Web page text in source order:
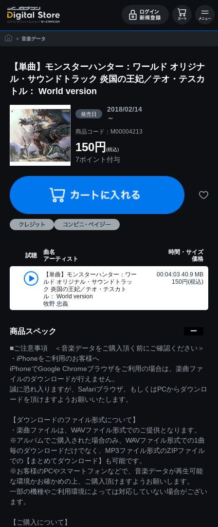
> 音楽データ
【単曲】モンスターハンター：ワールド オリジナ
ル・サウンドトラック 炎国の王妃／テオ・テスカ
トル： World version
発売日
2018/02/14
～
商品コード：M00004213
150円 (税込)
7ポイント付与
試聴
曲名
アーティスト
時間・サイズ
価格
【単曲】モンスターハンター：ワー
ルド オリジナル・サウンドトラッ
ク 炎国の王妃／テオ・テスカト
ル： World version
牧野 忠義
00:04:03 40.9 MB
150円(税込)
商品スペック
■ご注意事項 ＜音楽データをご購入頂く前にご確認ください＞
・iPhoneをご利用のお客様へ
iPhoneでGoogle Chromeブラウザをご利用の場合は、楽曲ファ
イルのダウンロードが行えません。
誠に恐れ入りますが、Safariブラウザ、もしくはPCからダウンロ
ードを頂けますようお願いいたします。
【ダウンロードのファイル形式について】
・楽曲ファイルは、WAVファイル形式でのご提供となります。
※アルバムでご購入された場合のみ、WAVファイル形式での1曲
毎のダウンロードだけでなく、MP3ファイル形式のZIPファイル
での【まとめてダウンロード】も可能です。
※お客様のPCやスマートフォンなどで、音楽データが再生可能
な環境かお確かめの上、ご購入頂けますようお願いします。
一部の機種やご利用環境によっては対応していない場合がござい
ます。
【ご購入について】